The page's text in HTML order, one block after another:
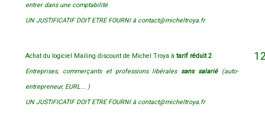
entrer dans une comptabilité
UN JUSTIFICATIF DOIT ETRE FOURNI à contact@micheltroya.fr
Achat du logiciel Mailing discount de Michel Troya à tarif réduit 2
Entreprises, commerçants et professions libérales sans salarié(auto-
entrepreneur, EURL... )
UN JUSTIFICATIF DOIT ETRE FOURNI à contact@micheltroya.fr